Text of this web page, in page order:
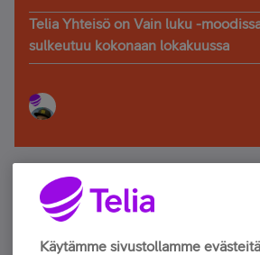
Telia Yhteisö on Vain luku -
sulkeutuu kokonaan lokakuussa
Älä jää paitsi – osallistu ja
Tilaa Telian uutiskirje ja olet
Käytämme sivustollamme evästeitä